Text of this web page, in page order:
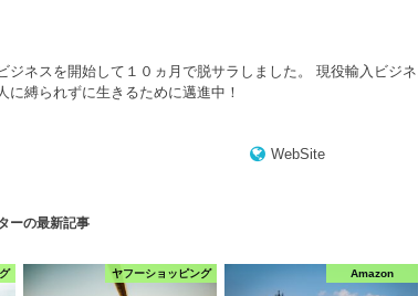
ジネスを開始して１０ヵ月で脱サラしました。 現役輸入ビジ
に縛られずに生きるために邁進中！
WebSite
ーの最新記事
ヤフーショッピング Amazon